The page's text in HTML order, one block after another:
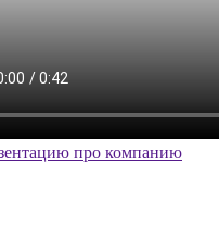
про компанию